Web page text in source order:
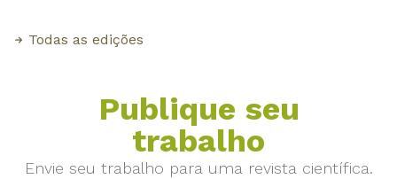
Todas as edições
Publique seu
trabalho
Envie seu trabalho para uma revista científica.